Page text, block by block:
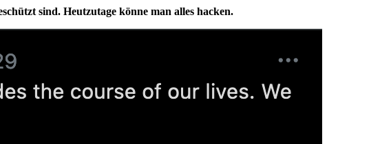
sind. Heutzutage könne man alles hacken.